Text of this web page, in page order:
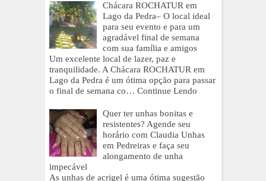
Chácara ROCHATUR em
Lago da Pedra– O local ideal
para seu evento e para um
agradável final de semana
com sua família e amigos
Um excelente local de lazer, paz e
tranquilidade. A Chácara ROCHATUR em
Lago da Pedra é um ótima opção para passar
o final de semana co… Continue Lendo
Quer ter unhas bonitas e
resistentes? Agende seu
horário com Claudia Unhas
em Pedreiras e faça seu
alongamento de unha
impecável
As unhas de acrigel é uma ótima sugestão